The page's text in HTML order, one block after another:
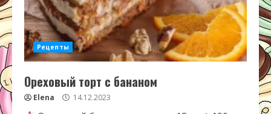
Рецепты
Ореховый торт с бананом
Elena 14.12.2023